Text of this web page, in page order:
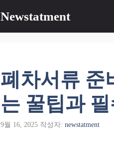
Newstatment
폐차서류 준
는 꿀팁과
9월 16, 2025 작성자: newstatment